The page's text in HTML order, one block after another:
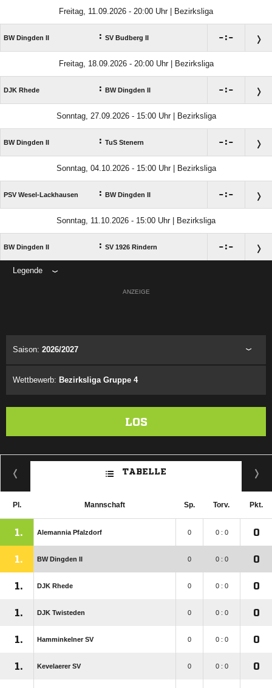
Freitag, 11.09.2026 - 20:00 Uhr | Bezirksliga
BW Dingden II : SV Budberg II :
Freitag, 18.09.2026 - 20:00 Uhr | Bezirksliga
DJK Rhede : BW Dingden II :
Sonntag, 27.09.2026 - 15:00 Uhr | Bezirksliga
BW Dingden II : TuS Stenern :
Sonntag, 04.10.2026 - 15:00 Uhr | Bezirksliga
PSV Wesel-Lackhausen : BW Dingden II :
Sonntag, 11.10.2026 - 15:00 Uhr | Bezirksliga
BW Dingden II : SV 1926 Rindern :
Legende
ANZEIGE
Saison: 2026/2027
Wettbewerb: Bezirksliga Gruppe 4
LOS
TABELLE
Pl. Mannschaft Sp. Torv. Pkt.
1. Alemannia Pfalzdorf 0 0 : 0 0
1. BW Dingden II 0 0 : 0 0
1. DJK Rhede 0 0 : 0 0
1. DJK Twisteden 0 0 : 0 0
1. Hamminkelner SV 0 0 : 0 0
1. Kevelaerer SV 0 0 : 0 0